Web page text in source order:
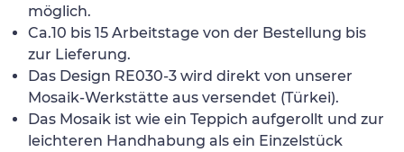
möglich.
Ca.10 bis 15 Arbeitstage von der Bestellung bis
zur Lieferung.
Das Design RE030-3 wird direkt von unserer
Mosaik-Werkstätte aus versendet (Türkei).
Das Mosaik ist wie ein Teppich aufgerollt und zur
leichteren Handhabung als ein Einzelstück